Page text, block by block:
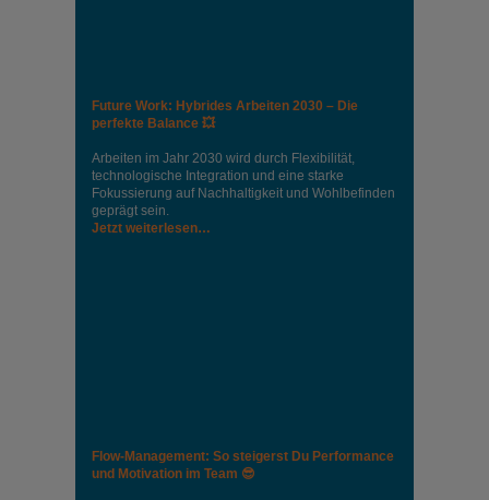
Future Work: Hybrides Arbeiten 2030 – Die
perfekte Balance 💥
Arbeiten im Jahr 2030 wird durch Flexibilität,
technologische Integration und eine starke
Fokussierung auf Nachhaltigkeit und Wohlbefinden
geprägt sein.
Jetzt weiterlesen…
Flow-Management: So steigerst Du Performance
und Motivation im Team 😎